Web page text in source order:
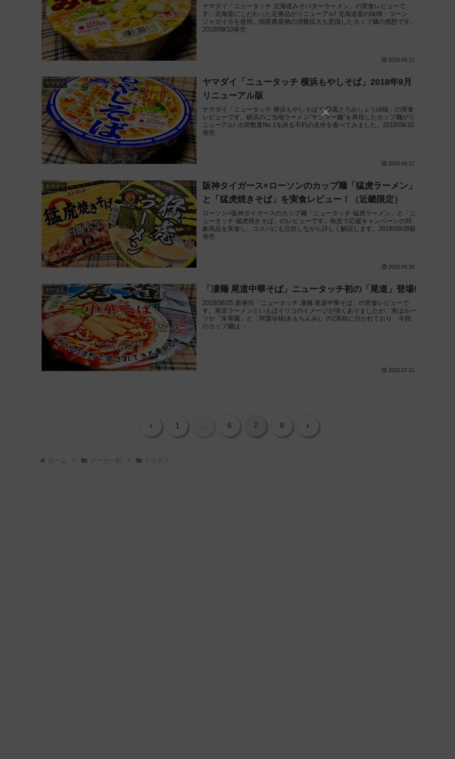
ヤマダイ「ニュータッチ 北海道みそバターラーメン」の実食レビューで
す。北海道にこだわった定番品がリニューアル! 北海道産の味噌・コーン・
ジャガイモを使用。国産農産物の消費拡大も意識したカップ麺の感想です。
2018/09/10発売
2018.09.12
ヤマダイ
ヤマダイ「ニュータッチ 横浜もやしそば」2018年9月
リニューアル版
ヤマダイ「ニュータッチ 横浜もやしそば 中華風とろみしょうゆ味」の実食
レビューです。横浜のご当地ラーメン"サンマー麺"を再現したカップ麺がリ
ニューアル! 出荷数量No.1を誇る不朽の名作を食べてみました。2018/09/10
発売
2018.09.12
ヤマダイ
阪神タイガース×ローソンのカップ麺「猛虎ラーメン」
と「猛虎焼きそば」を実食レビュー！（近畿限定）
ローソン×阪神タイガースのカップ麺「ニュータッチ 猛虎ラーメン」と「ニ
ュータッチ 猛虎焼きそば」のレビューです。執念で応援キャンペーンの対
象商品を実食し、コスパにも注目しながら詳しく解説します。2018/08/28新
発売
2018.08.30
ヤマダイ 「凄麺 尾道中華そば」ニュータッチ初の「尾道」登場!
2018/06/25 新発売「ニュータッチ 凄麺 尾道中華そば」の実食レビューで
す。尾道ラーメンといえばイリコのイメージが強くありましたが、実はルー
ツが「朱華園」と「阿藻珍味(あもちんみ)」の2系統に分かれており、今回
のカップ麺は‥
2018.07.21
前 1 … 6 7 8 次
ホーム メーカー別 ヤマダイ